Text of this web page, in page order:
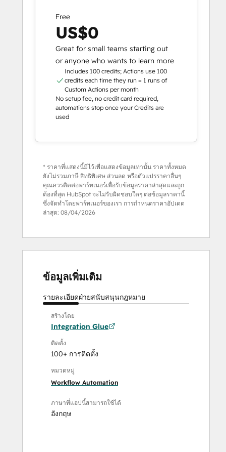
Free
US$0
Great for small teams starting out
or anyone who wants to learn more
Includes 100 credits; Actions use 100
credits each time they run = 1 runs of
Custom Actions per month
No setup fee, no credit card required,
automations stop once your Credits are
used
* ราคาที่แสดงนี้มีไว้เพื่อแสดงข้อมูลเท่านั้น ราคาทั้งหมด
ยังไม่รวมภาษี สิทธิพิเศษ ส่วนลด หรือตัวแปรราคาอื่นๆ
คุณควรติดต่อพาร์ทเนอร์เพื่อรับข้อมูลราคาล่าสุดและถูก
ต้องที่สุด HubSpot จะไม่รับผิดชอบใดๆ ต่อข้อมูลราคานี้
ซึ่งจัดทำโดยพาร์ทเนอร์ของเรา การกำหนดราคาอัปเดต
ล่าสุด: 08/04/2026
ข้อมูลเพิ่มเติม
รายละเอียดฝ่ายสนับสนุนกฎหมาย
สร้างโดย
Integration Glue
ติดตั้ง
100+ การติดตั้ง
หมวดหมู่
Workflow Automation
ภาษาที่แอปนี้สามารถใช้ได้
อังกฤษ